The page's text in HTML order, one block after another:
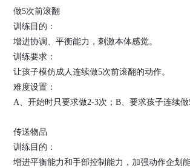
做5次前滚翻
训练目的：
增进协调、平衡能力，刺激本体感觉。
训练要求：
让孩子模仿成人连续做5次前滚翻的动作。
难度设置：
A、开始时只要求做2-3次；B、要求孩子连续
传送物品
训练目的：
增进平衡能力和手部控制能力，加强动作企划能